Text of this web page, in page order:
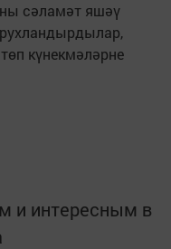
сәламәт яшәү
күнекмәләрне
и интересным в